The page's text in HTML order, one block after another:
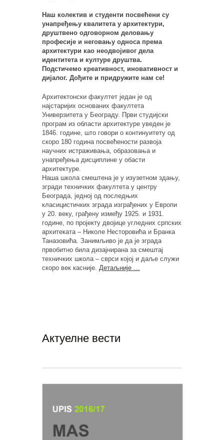
Наш колектив и студенти посвећени су
унапређењу квалитета у архитектури,
друштвено одговорном деловању
професије и неговању односа према
архитектури као неодвојивог дела
идентитета и културе друштва.
Подстичемо креативност, иновативност и
дијалог. Дођите и придружите нам се!
Архитектонски факултет један је од
најстаријих основаних факултета
Универзитета у Београду. Први студијски
програм из области архитектуре уведен је
1846. године, што говори о континуитету од
скоро 180 година посвећености развоја
научних истраживања, образовања и
унапређења дисциплине у обасти
архитектуре.
Наша школа смештена је у изузетном здању,
згради техничких факултета у центру
Београда, једној од последњих
класицистичких зграда изграђених у Европи
у 20. веку, грађену између 1925. и 1931.
године, по пројекту двојице угледних српских
архитеката – Николе Несторовића и Бранка
Таназовића. Занимљиво је да је зграда
првобитно била дизајнирана за смештај
техничких школа – сврси којој и даље служи
скоро век касније. Детаљније …
Актуелне вести